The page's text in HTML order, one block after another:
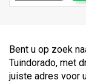
Bent u op zoek
Tuindorado, met
juiste adres voor